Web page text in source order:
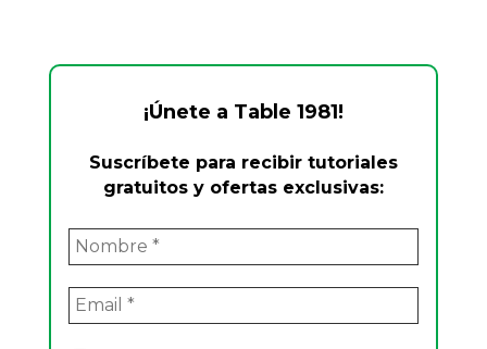
¡Únete a Table 1981!
Suscríbete para recibir tutoriales
gratuitos y ofertas exclusivas: